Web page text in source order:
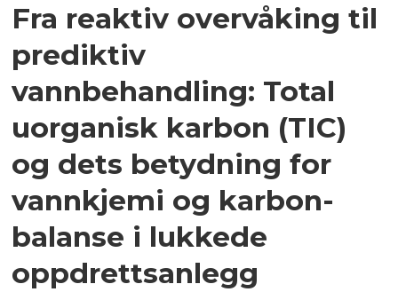
Fra reaktiv overvåking til
prediktiv
vannbehandling: Total
uorganisk karbon (TIC)
og dets betydning for
vannkjemi og karbon­
balanse i lukkede
oppdrettsanlegg